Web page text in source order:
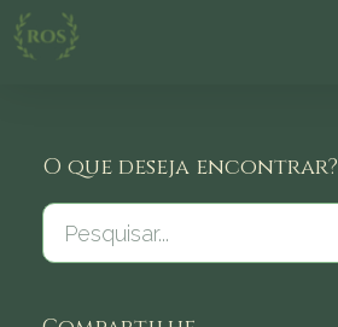
O que deseja encontrar?